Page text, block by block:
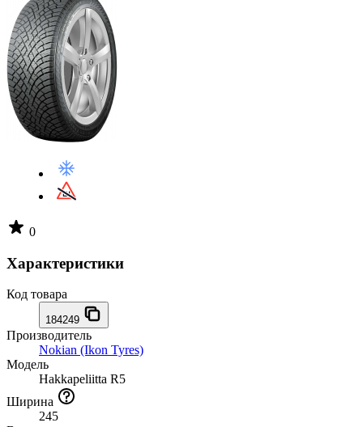
0
Характеристики
Код товара
184249
Производитель
Nokian (Ikon Tyres)
Модель
Hakkapeliitta R5
Ширина
245